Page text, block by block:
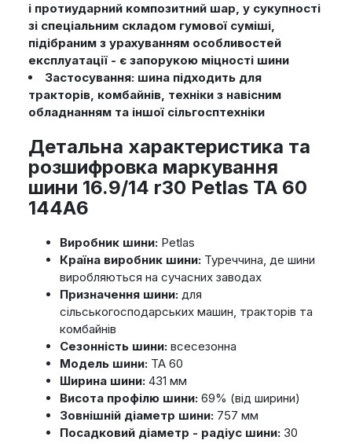
і протиударний композитний шар, у сукупності
зі спеціальним складом гумової суміші,
підібраним з урахуванням особливостей
експлуатації - є запорукою міцності шини
Застосування: шина підходить для
тракторів, комбайнів, техніки з навісним
обладнанням та іншої сільгосптехніки
Детальна характеристика та
розшифровка маркування
шини 16.9/14 r30 Petlas TA 60
144A6
Виробник шини:Petlas
Країна виробник шини:Туреччина, де шини
виробляються на сучасних заводах
Призначення шини:для
сільськогосподарських машин, тракторів та
комбайнів
Сезонність шини:всесезонна
Модель шини:TA 60
Ширина шини:431 мм
Висота профілю шини:69% (від ширини)
Зовнішній діаметр шини:757 мм
Посадковий діаметр - радіус шини:30